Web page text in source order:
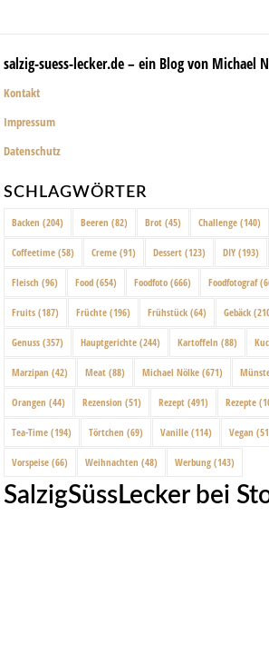
salzig-suess-lecker.de – ein Blog von Michael
Kontakt
Impressum
Datenschutz
SCHLAGWÖRTER
Backen (204) Beeren (82) Brot (45) Challenge (140)
Coffeetime (58) Creme (91) Dessert (123) DIY (193)
Fleisch (96) Food (654) Foodfoto (666) Foodfotograf
Fruits (187) Früchte (196) Frühstück (64) Gebäck
Genuss (357) Hauptgerichte (244) Kartoffeln (88)
Marzipan (42) Meat (88) Michael Nölke (671)
Orangen (44) Rezension (51) Rezept (491) Rezepte
Tea-Time (194) Törtchen (69) Vanille (114) Vegan
Vorspeise (66) Weihnachten (48) Werbung (143)
SalzigSüssLecker bei